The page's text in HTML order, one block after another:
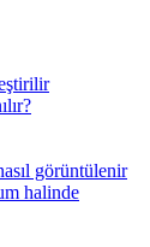
görüntülenir
halinde